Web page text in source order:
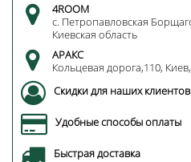
4ROOM
с. Петропавловская
Киевская область
АРАКС
Кольцевая дорога,110,
Скидки для наших клиентов
Удобные способы оплаты
Быстрая доставка